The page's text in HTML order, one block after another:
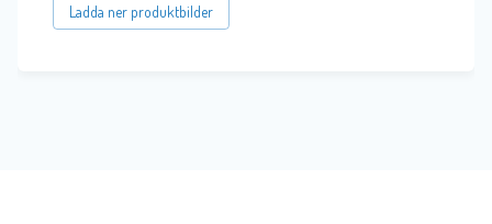
Ladda ner produktbilder